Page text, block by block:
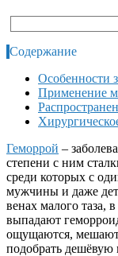
Содержание
Особенности
Применение
Геморрой –
степени с ним
среди которых с
мужчины и даже
венах малого таза,
выпадают
ощущаются, мешают
подобрать дешёвую